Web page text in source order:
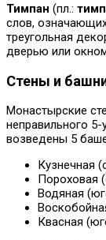
Тимпан (пл.:
слов,
треугольная
дверью или
Стены и
Монастырские
неправильного 5-
возведены 5
Кузнечная
Пороховая
Водяная
Квасная